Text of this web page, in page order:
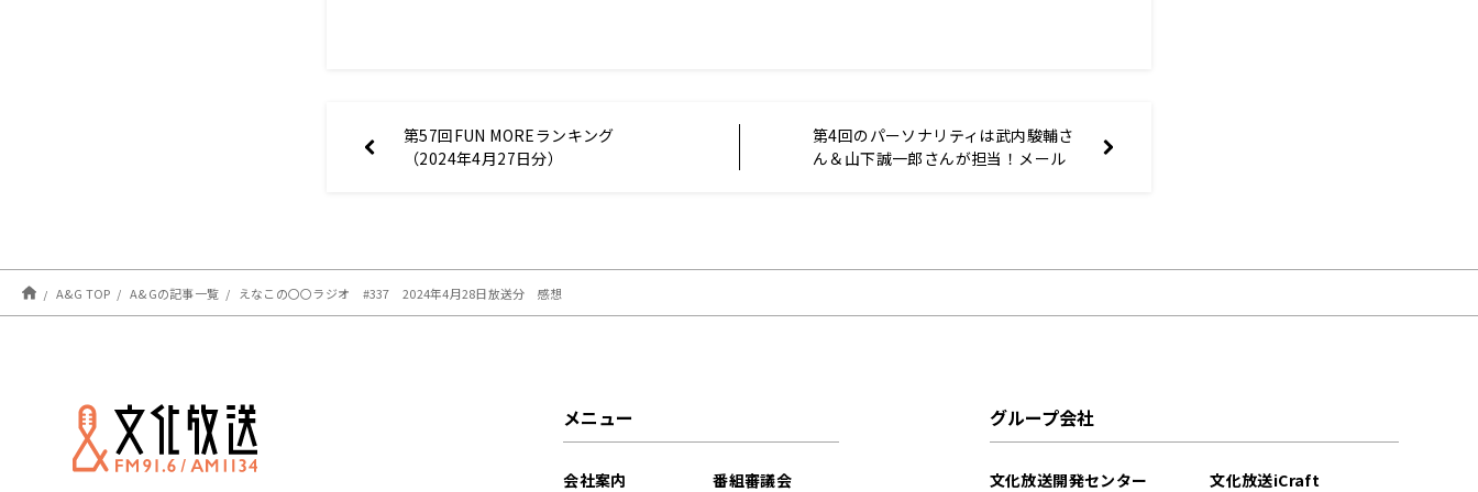
第57回FUN MOREランキング
（2024年4月27日分）
第4回のパーソナリティは武内駿輔さ
ん＆山下誠一郎さんが担当！メール
A&G TOP A&Gの記事一覧 えなこの〇〇ラジオ #337 2024年4月28日放送分 感想
メニュー
会社案内 番組審議会
グループ会社
文化放送開発センター 文化放送iCraft